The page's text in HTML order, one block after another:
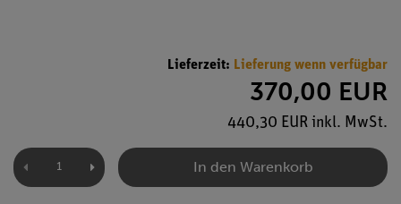
Lieferzeit: Lieferung wenn verfügbar
370,00 EUR
440,30 EUR inkl. MwSt.
In den Warenkorb